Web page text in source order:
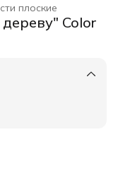
плоские
Color